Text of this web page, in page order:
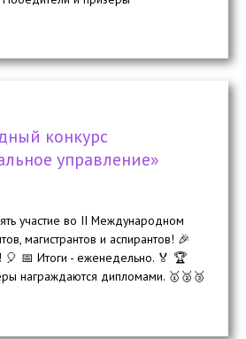
конкурс
управление»
участие во II Международном
магистрантов и аспирантов! 🎉
🎈 📅 Итоги - еженедельно. 🏅 🏆
награждаются дипломами. 🥇🥈🥉